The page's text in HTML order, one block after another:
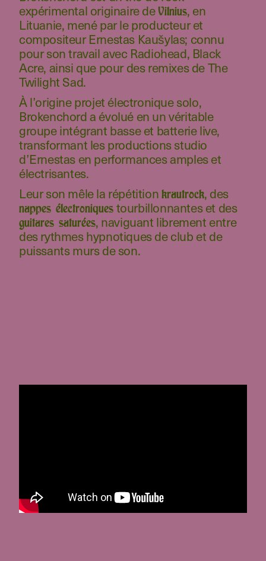
expérimental originaire deVilnius, en
Lituanie, mené par le producteur et
compositeur Ernestas Kaušylas; connu
pour son travail avec Radiohead, Black
Acre, ainsi que pour des remixes de The
Twilight Sad.
À l’origine projet électronique solo,
Brokenchord a évolué en un véritable
groupe intégrant basse et batterie live,
transformant les productions studio
d’Ernestas en performances amples et
électrisantes.
Leur son mêle la répétition krautrock, des
nappes électroniques tourbillonnantes et des
guitares saturées, naviguant librement entre
des rythmes hypnotiques de club et de
puissants murs de son.